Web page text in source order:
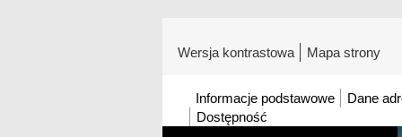
Wersja kontrastowa Mapa strony
Informacje podstawowe
Dane
Dostępność